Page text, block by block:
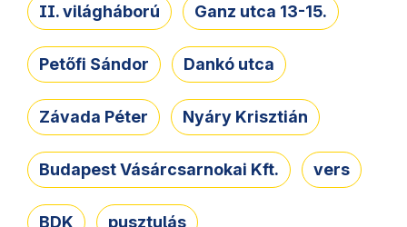
II. világháború Ganz utca 13-15.
Petőfi Sándor Dankó utca
Závada Péter Nyáry Krisztián
Budapest Vásárcsarnokai Kft. vers
BDK pusztulás